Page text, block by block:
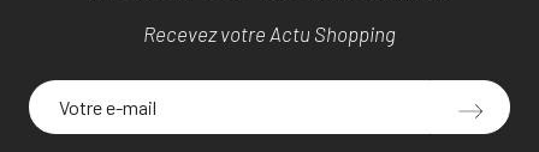
Recevez votre Actu Shopping